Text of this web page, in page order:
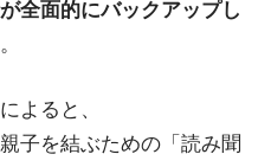
全面的にバックアップし
よると、
子を結ぶための「読み聞